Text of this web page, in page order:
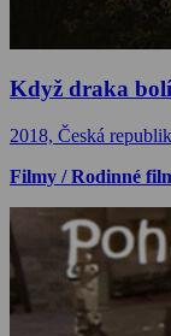
Když draka
2018, Česká
Filmy / Rodinné